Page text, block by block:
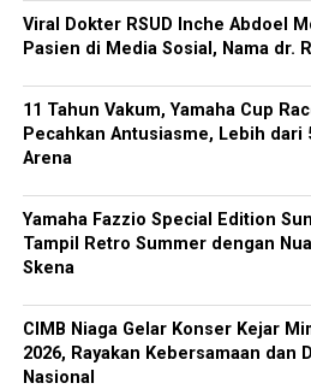
Viral Dokter RSUD Inche Abdoel
Pasien di Media Sosial, Nama dr.
11 Tahun Vakum, Yamaha Cup
Pecahkan Antusiasme, Lebih dari
Arena
Yamaha Fazzio Special Edition
Tampil Retro Summer dengan
Skena
CIMB Niaga Gelar Konser Kejar
2026, Rayakan Kebersamaan
Nasional